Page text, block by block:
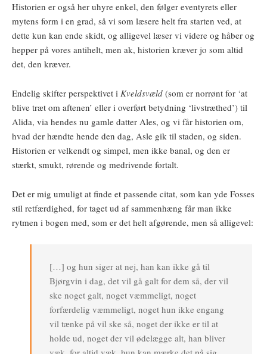
Historien er også her uhyre enkel, den følger eventyrets eller
mytens form i en grad, så vi som læsere helt fra starten ved, at
dette kun kan ende skidt, og alligevel læser vi videre og håber og
hepper på vores antihelt, men ak, historien kræver jo som altid
det, den kræver.
Endelig skifter perspektivet i Kveldsvæld (som er norrønt for ‘at
blive træt om aftenen’ eller i overført betydning ‘livstræthed’) til
Alida, via hendes nu gamle datter Ales, og vi får historien om,
hvad der hændte hende den dag, Asle gik til staden, og siden.
Historien er velkendt og simpel, men ikke banal, og den er
stærkt, smukt, rørende og medrivende fortalt.
Det er mig umuligt at finde et passende citat, som kan yde Fosses
stil retfærdighed, for taget ud af sammenhæng får man ikke
rytmen i bogen med, som er det helt afgørende, men så alligevel:
[…] og hun siger at nej, han kan ikke gå til
Bjørgvin i dag, det vil gå galt for dem så, der vil
ske noget galt, noget væmmeligt, noget
forfærdelig væmmeligt, noget hun ikke engang
vil tænke på vil ske så, noget der ikke er til at
holde ud, noget der vil ødelægge alt, han bliver